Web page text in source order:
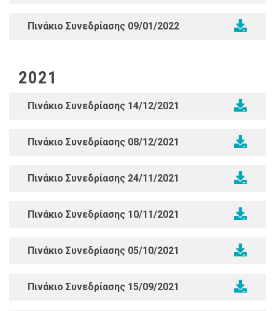
Πινάκιο Συνεδρίασης 09/01/2022
2021
Πινάκιο Συνεδρίασης 14/12/2021
Πινάκιο Συνεδρίασης 08/12/2021
Πινάκιο Συνεδρίασης 24/11/2021
Πινάκιο Συνεδρίασης 10/11/2021
Πινάκιο Συνεδρίασης 05/10/2021
Πινάκιο Συνεδρίασης 15/09/2021